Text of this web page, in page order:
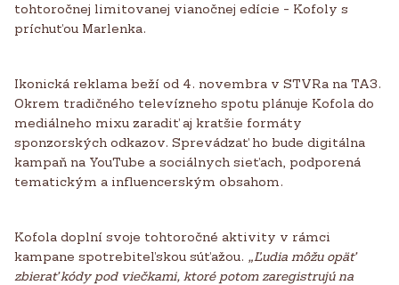
tohtoročnej limitovanej vianočnej edície - Kofoly s
príchuťou Marlenka.
Ikonická reklama beží od 4. novembra v STVRa na TA3.
Okrem tradičného televízneho spotu plánuje Kofola do
mediálneho mixu zaradiť aj kratšie formáty
sponzorských odkazov. Sprevádzať ho bude digitálna
kampaň na YouTube a sociálnych sieťach, podporená
tematickým a influencerským obsahom.
Kofola doplní svoje tohtoročné aktivity v rámci
kampane spotrebiteľskou súťažou. „Ľudia môžu opäť
zbierať kódy pod viečkami, ktoré potom zaregistrujú na